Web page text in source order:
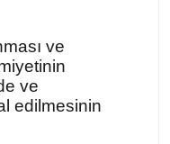
ve
ve
edilmesinin